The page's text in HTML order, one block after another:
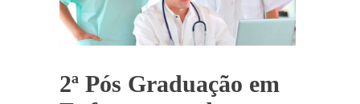
2ª Pós Graduação em